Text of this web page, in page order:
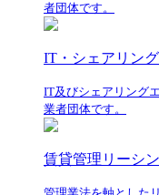
者団体です。
IT・シェアリン
IT及びシェアリング
業者団体です。
賃貸管理リーシ